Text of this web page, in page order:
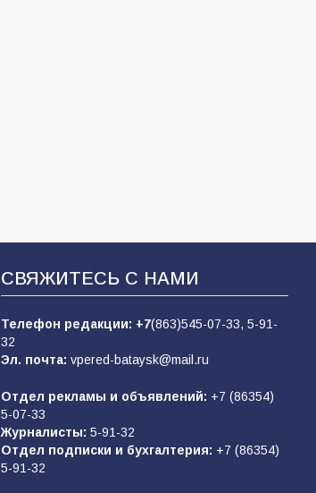
СВЯЖИТЕСЬ С НАМИ
Телефон редакции: +7(863)545-07-33, 5-91-
32
Эл. почта: vpered-bataysk@mail.ru
Отдел рекламы и объявлений: +7 (86354)
5-07-33
Журналисты: 5-91-32
Отдел подписки и бухгалтерия: +7 (86354)
5-91-32